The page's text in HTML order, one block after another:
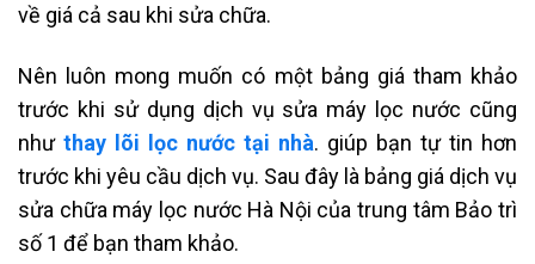
về giá cả sau khi sửa chữa.
Nên luôn mong muốn có một bảng giá tham khảo
trước khi sử dụng dịch vụ sửa máy lọc nước cũng
như thay lõi lọc nước tại nhà. giúp bạn tự tin hơn
trước khi yêu cầu dịch vụ. Sau đây là bảng giá dịch vụ
sửa chữa máy lọc nước Hà Nội của trung tâm Bảo trì
số 1 để bạn tham khảo.